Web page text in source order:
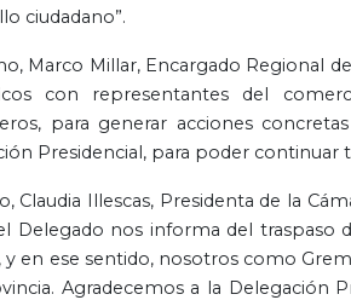
ciudadano”.
Marco Millar, Encargado Regional
con representantes del
para generar acciones
Presidencial, para poder continuar
Claudia Illescas, Presidenta de la
Delegado nos informa del traspaso
y en ese sentido, nosotros como
Agradecemos a la Delegación